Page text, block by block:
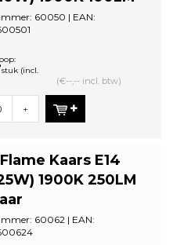
60050 | EAN:
(incl.
(€--,-- incl. btw)
+
Kaars E14
1900K 250LM
60062 | EAN: